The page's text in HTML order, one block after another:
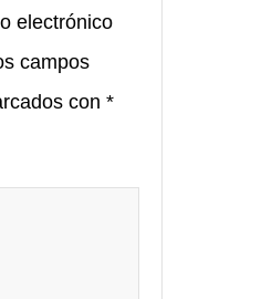
electrónico
campos
con *